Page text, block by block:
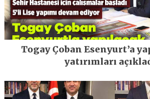
Togay Çoban Esenyurt’a
yatırımları